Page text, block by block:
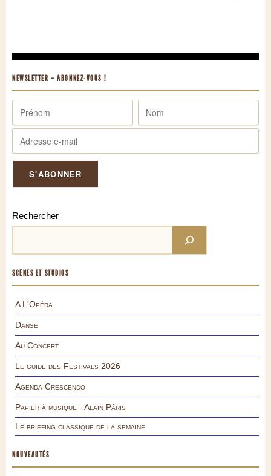
NEWSLETTER – ABONNEZ-VOUS !
Rechercher
SCÈNES ET STUDIOS
A L'Opéra
Danse
Au Concert
Le guide des Festivals 2026
Agenda Crescendo
Papier à musique - Alain Pâris
Le briefing classique de la semaine
NOUVEAUTÉS